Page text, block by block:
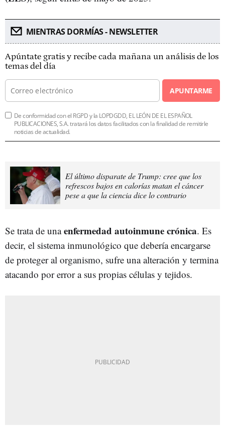
MIENTRAS DORMÍAS - NEWSLETTER
Apúntate gratis y recibe cada mañana un análisis de los
temas del día
APUNTARME
De conformidad con el RGPD y la LOPDGDD, EL LEÓN DE EL ESPAÑOL
PUBLICACIONES, S.A. tratará los datos facilitados con la finalidad de remitirle
noticias de actualidad.
El último disparate de Trump: cree que los
refrescos bajos en calorías matan el cáncer
pese a que la ciencia dice lo contrario
Se trata de unaenfermedad autoinmune crónica. Es
decir, el sistema inmunológico que debería encargarse
de proteger al organismo, sufre una alteración y termina
atacando por error a sus propias células y tejidos.